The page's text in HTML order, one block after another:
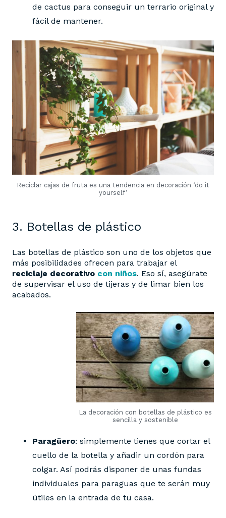
de cactus para conseguir un terrario original y
fácil de mantener.
Reciclar cajas de fruta es una tendencia en decoración ‘do it
yourself’
3. Botellas de plástico
Las botellas de plástico son uno de los objetos que
más posibilidades ofrecen para trabajar el
reciclaje decorativo con niños. Eso sí, asegúrate
de supervisar el uso de tijeras y de limar bien los
acabados.
La decoración con botellas de plástico es
sencilla y sostenible
Paragüero: simplemente tienes que cortar el
cuello de la botella y añadir un cordón para
colgar. Así podrás disponer de unas fundas
individuales para paraguas que te serán muy
útiles en la entrada de tu casa.